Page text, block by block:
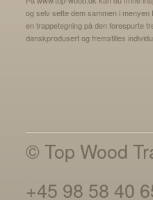
og selv sette dem sammen i
en trappetegning på den forespurte
danskprodusert og fremstilles
© Top Wood
+45 98 58 40